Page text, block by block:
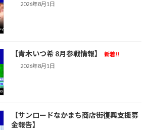
2026年8月1日
【青木いつ希 8月参戦情報】
新着!!
2026年8月1日
【サンロードなかまち商店街復興支援募
金報告】